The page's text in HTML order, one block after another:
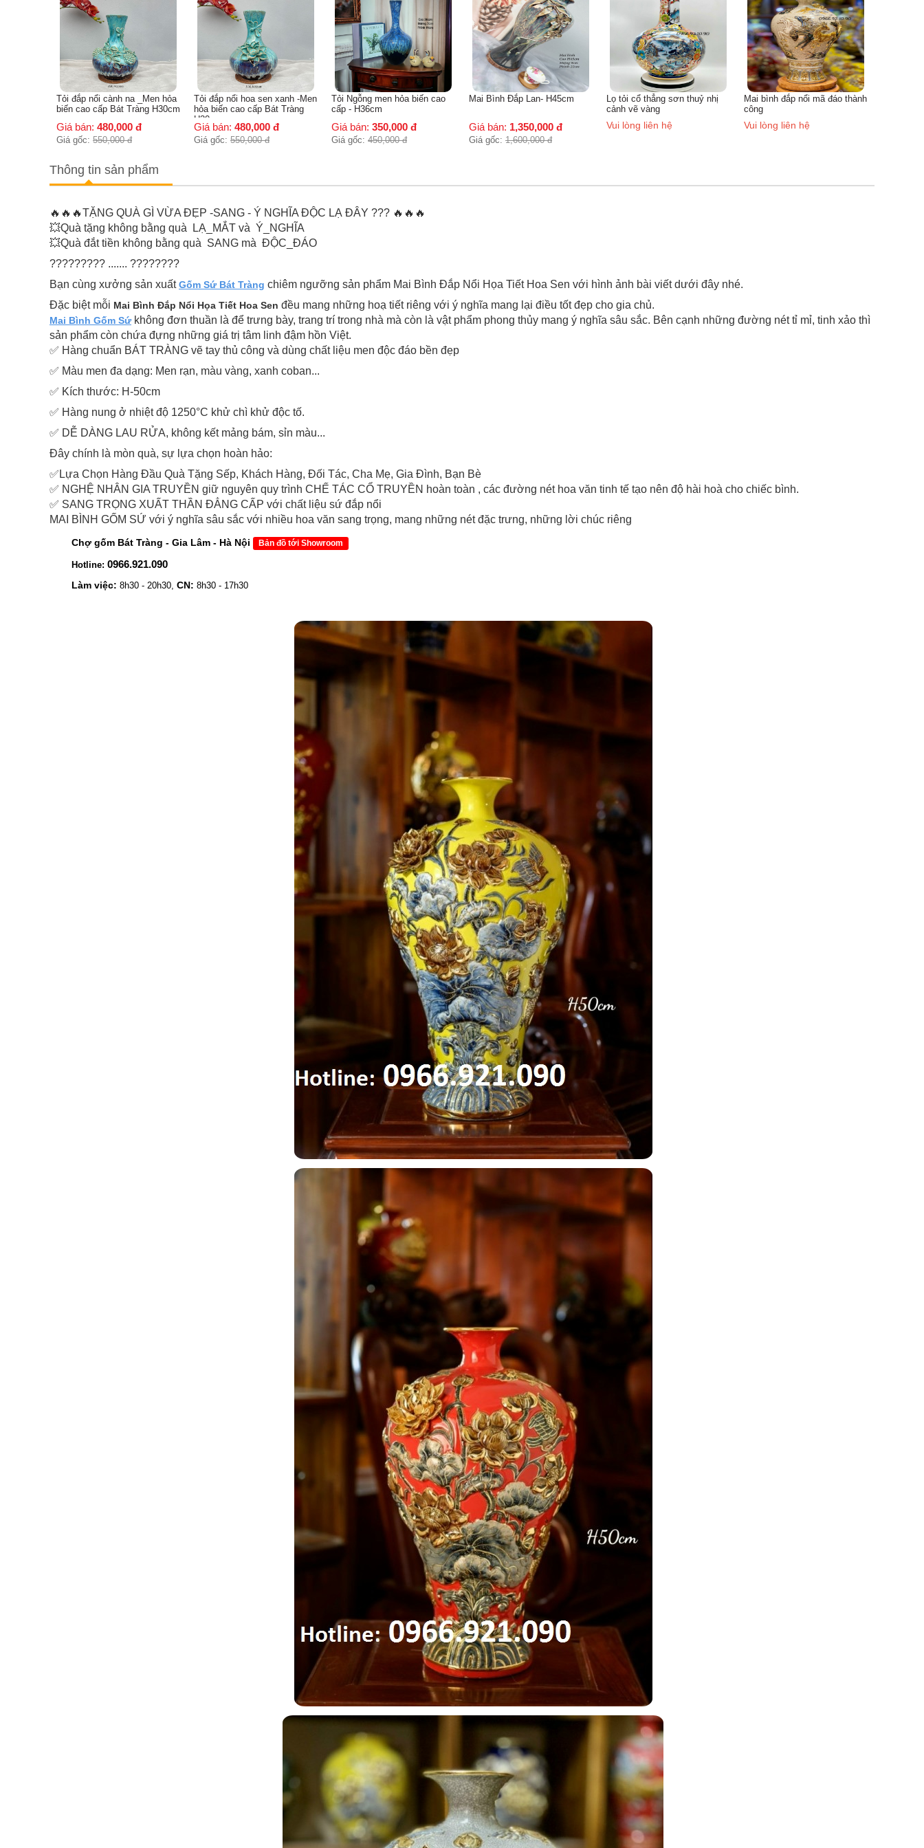
Tỏi đắp nổi hoa sen xanh -Men
hỏa biến cao cấp Bát Tràng
Giá bán:480,000 đ
Giá gốc:550,000 đ
Tỏi Ngỗng men hỏa biến cao
cấp - H36cm
Giá bán:350,000 đ
Giá gốc:450,000 đ
Mai Bình Đắp Lan- H45cm
Giá bán:1,350,000
Giá gốc:1,600,000
Lọ tỏi cổ thẳng sơn thuỷ nhị
Vui lòng liên hệ
Mai bình đắp nổi mã đáo thành
công
Vui lòng liên hệ
Vui lòng liên hệ
Thông tin sản phẩm
🔥🔥🔥TẶNG QUÀ GÌ VỪA ĐẸP -SANG - Ý NGHĨA ĐỘC LẠ ĐÂY ??? 🔥🔥🔥
💥Quà tặng không bằng quà LẠ_MẮT và Ý_NGHĨA
💥Quà đắt tiền không bằng quà SANG mà ĐỘC_ĐÁO
????????? ....... ????????
Bạn cùng xưởng sản xuấtGốm Sứ Bát Tràng chiêm ngưỡng sản phẩm Mai Bình Đắp Nổi Họa Tiết Hoa Sen với hình ảnh bài viết dưới đây nhé.
Đặc biệt mỗi Mai Bình Đắp Nổi Họa Tiết Hoa Sen đều mang những hoạ tiết riêng với ý nghĩa mang lại điều tốt đẹp cho gia chủ.
Mai Bình Gốm Sứkhông đơn thuần là để trưng bày, trang trí trong nhà mà còn là vật phẩm phong thủy mang ý nghĩa sâu sắc. Bên cạnh những đường nét tỉ mỉ, tinh xảo thì
sản phẩm còn chứa đựng những giá trị tâm linh đậm hồn Việt.
✅ Hàng chuẩn BÁT TRÀNG vẽ tay thủ công và dùng chất liệu men độc đáo bền đẹp
✅ Màu men đa dạng: Men rạn, màu vàng, xanh coban...
✅ Kích thước: H-50cm
✅ Hàng nung ở nhiệt độ 1250°C khử chì khử độc tố.
✅ DỄ DÀNG LAU RỬA, không kết mảng bám, sỉn màu...
Đây chính là mòn quà, sự lựa chọn hoàn hảo:
✅Lựa Chọn Hàng Đầu Quà Tặng Sếp, Khách Hàng, Đối Tác, Cha Mẹ, Gia Đình, Bạn Bè
✅ NGHỆ NHÂN GIA TRUYỀN giữ nguyên quy trình CHẾ TÁC CỔ TRUYỀN hoàn toàn , các đường nét hoa văn tinh tế tạo nên độ hài hoà cho chiếc bình.
✅ SANG TRỌNG XUẤT THẦN ĐẲNG CẤP với chất liệu sứ đắp nổi
MAI BÌNH GỐM SỨ với ý nghĩa sâu sắc với nhiều hoa văn sang trọng, mang những nét đặc trưng, những lời chúc riêng
Chợ gốm Bát Tràng - Gia Lâm - Hà Nội Bản đồ tới Showroom
Hotline: 0966.921.090
Làm việc: 8h30 - 20h30, CN: 8h30 - 17h30